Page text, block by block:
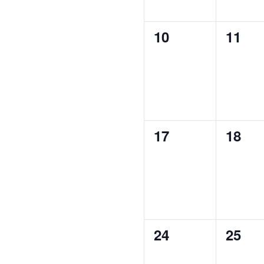
0
10
0
11
0
17
0
18
0
24
0
25